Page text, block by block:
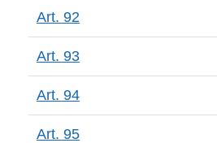
Art. 92
Art. 93
Art. 94
Art. 95